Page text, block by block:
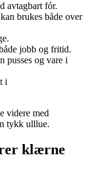
avtagbart fór.
brukes både over
jobb og fritid.
pusses og vare i
i
videre med
tykk ulllue.
klærne